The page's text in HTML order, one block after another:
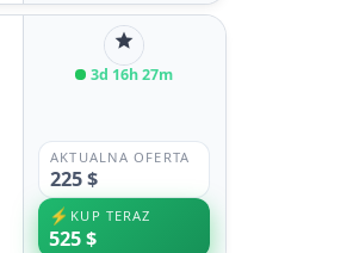
star
3d 16h 27m
AKTUALNA OFERTA
225 $
⚡ KUP TERAZ
525 $